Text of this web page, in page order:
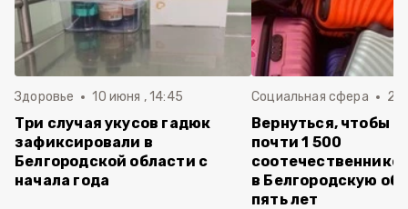
Здоровье 10 июня , 14:45
Три случая укусов гадюк
зафиксировали в
Белгородской области с
начала года
Социальная сфера 20
Вернуться, чтобы
почти 1 500
в Белгородскую
пять лет